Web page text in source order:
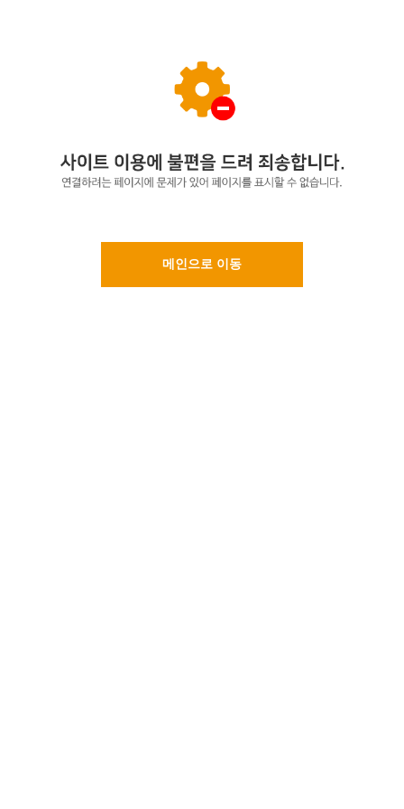
메인으로 이동